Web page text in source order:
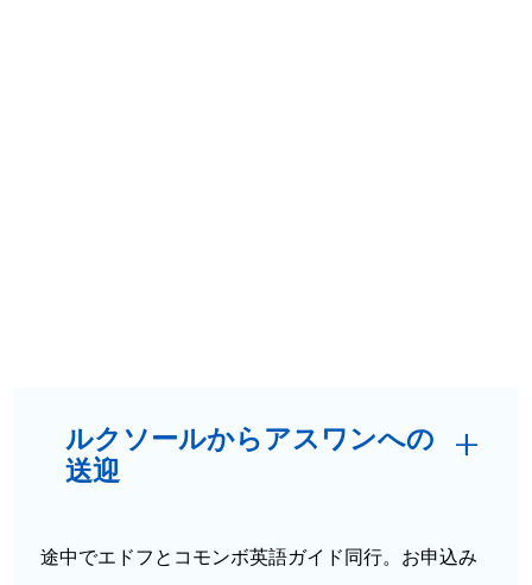
ルクソールからアスワンへの
送迎
途中でエドフとコモンボ英語ガイド同行。お申込み